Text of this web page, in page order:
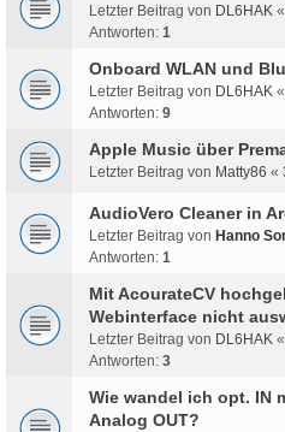
Letzter Beitrag von DL6HAK «
Antworten: 1
Onboard WLAN und
Letzter Beitrag von DL6HAK «
Antworten: 9
Apple Music über
Letzter Beitrag von Matty86 «
AudioVero Cleaner in
Letzter Beitrag von Hanno
Antworten: 1
Mit AcourateCV
Webinterface nicht
Letzter Beitrag von DL6HAK «
Antworten: 3
Wie wandel ich opt. IN
Analog OUT?